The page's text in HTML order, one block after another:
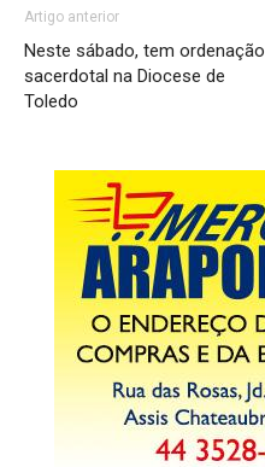
Artigo anterior
Neste sábado, tem ordenação
sacerdotal na Diocese de
Toledo